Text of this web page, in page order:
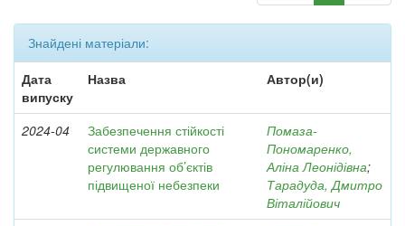
Знайдені матеріали:
Дата
випуску
Назва Автор(и)
2024-04
Забезпечення стійкості
системи державного
регулювання об’єктів
підвищеної небезпеки
Помаза-
Пономаренко,
Аліна Леонідівна;
Тарадуда, Дмитро
Віталійович